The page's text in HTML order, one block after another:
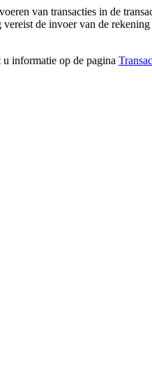
van transacties in de
de invoer van de
u informatie op de pagina